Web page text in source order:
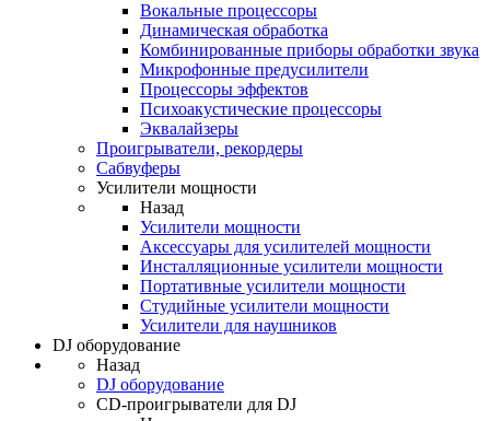
Вокальные процессоры
Динамическая обработка
Комбинированные приборы обработки звука
Микрофонные предусилители
Процессоры эффектов
Психоакустические процессоры
Эквалайзеры
Проигрыватели, рекордеры
Сабвуферы
Усилители мощности
Назад
Усилители мощности
Аксессуары для усилителей мощности
Инсталляционные усилители мощности
Портативные усилители мощности
Студийные усилители мощности
Усилители для наушников
DJ оборудование
Назад
DJ оборудование
CD-проигрыватели для DJ